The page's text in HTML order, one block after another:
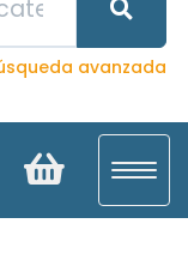
avanzada